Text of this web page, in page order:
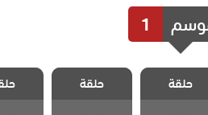
1
عزيز
الحلقة 23
حلقة
مسلسل عزيز
الحلقة 22
حلقة